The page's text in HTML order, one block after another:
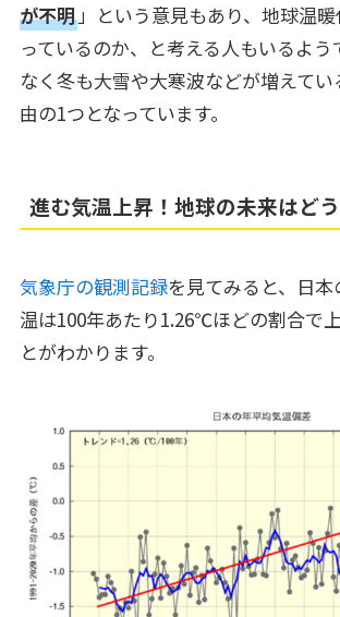
が不明」という意見もあり、地球温
っているのか、と考える人もいるよう
なく冬も大雪や大寒波などが増えて
由の1つとなっています。
進む気温上昇！地球の未来はど
気象庁の観測記録を見てみると、日
温は100年あたり1.26℃ほどの割合で
とがわかります。